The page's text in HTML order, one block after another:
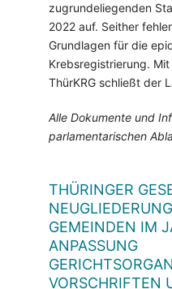
zugrundeliegenden
2022 auf. Seither
Grundlagen für die
Krebsregistrierung.
ThürKRG schließt der
Alle Dokumente und
parlamentarischen
THÜRINGER
GEMEINDEN IM
ANPASSUNG
VORSCHRIFTEN